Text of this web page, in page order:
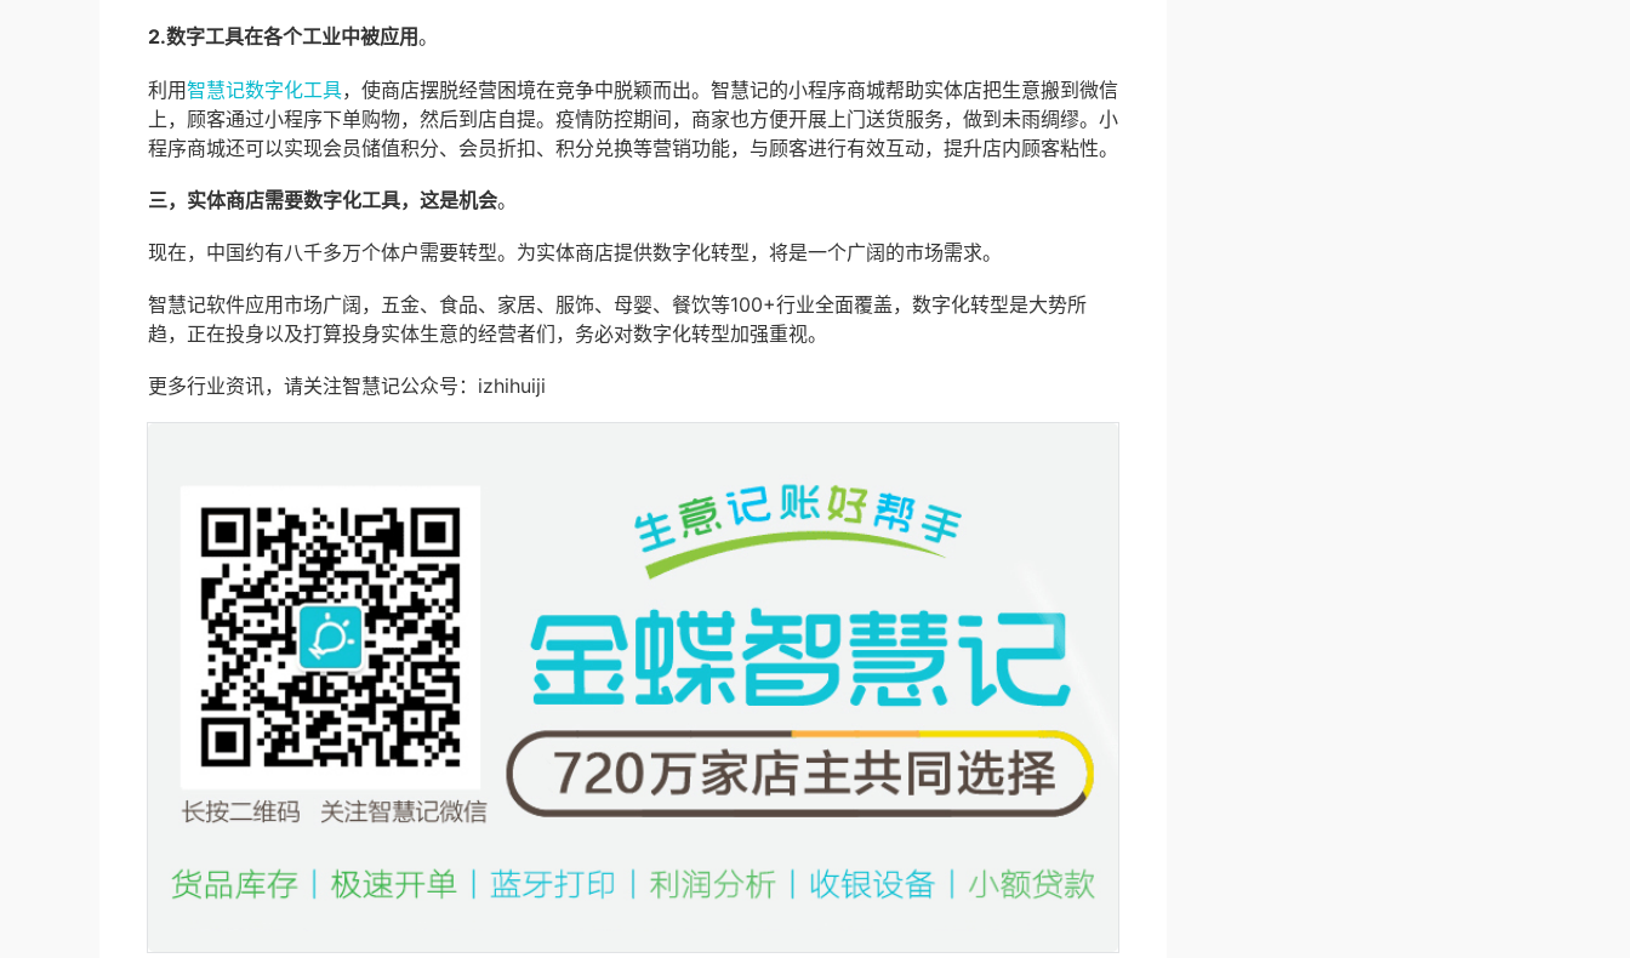
2.数字工具在各个工业中被应用。
利用智慧记数字化工具，使商店摆脱经营困境在竞争中脱颖而出。智慧记的小程序商城帮助实体店把生意搬到微信
上，顾客通过小程序下单购物，然后到店自提。疫情防控期间，商家也方便开展上门送货服务，做到未雨绸缪。小
程序商城还可以实现会员储值积分、会员折扣、积分兑换等营销功能，与顾客进行有效互动，提升店内顾客粘性。
三，实体商店需要数字化工具，这是机会。
现在，中国约有八千多万个体户需要转型。为实体商店提供数字化转型，将是一个广阔的市场需求。
智慧记软件应用市场广阔，五金、食品、家居、服饰、母婴、餐饮等100+行业全面覆盖，数字化转型是大势所
趋，正在投身以及打算投身实体生意的经营者们，务必对数字化转型加强重视。
更多行业资讯，请关注智慧记公众号：izhihuiji